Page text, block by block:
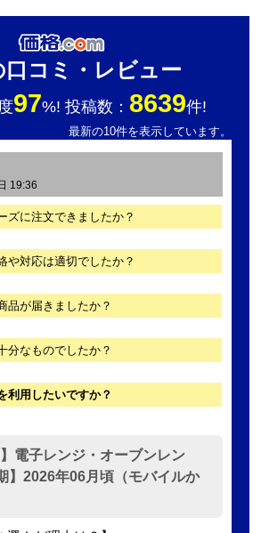
口コミ・レビュー
97%! 投稿数： 8639件!
最新の10件を表示しています。
19:36
ズに注文できましたか？
や対応は適切でしたか？
品が届きましたか？
分なものでしたか？
利用したいですか？
】電子レンジ・オーブンレン
2026年06月頃（モバイルか